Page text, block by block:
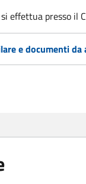
effettua presso il
e documenti da